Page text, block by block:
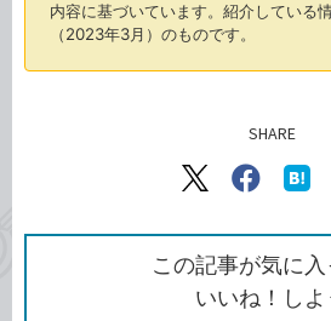
内容に基づいています。紹介している
（2023年3月）のものです。
SHARE
X（旧
で
シ
ェ
ア
Facebook
シ
ェ
ア
な
ブ
ッ
ク
この記事が気に入
いいね！しよ